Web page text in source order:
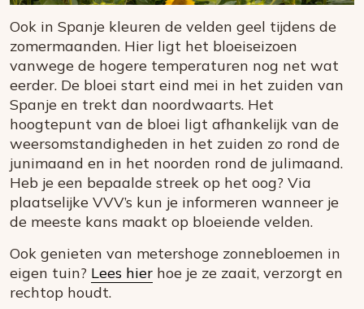
Ook in Spanje kleuren de velden geel tijdens de
zomermaanden. Hier ligt het bloeiseizoen
vanwege de hogere temperaturen nog net wat
eerder. De bloei start eind mei in het zuiden van
Spanje en trekt dan noordwaarts. Het
hoogtepunt van de bloei ligt afhankelijk van de
weersomstandigheden in het zuiden zo rond de
junimaand en in het noorden rond de julimaand.
Heb je een bepaalde streek op het oog? Via
plaatselijke VVV’s kun je informeren wanneer je
de meeste kans maakt op bloeiende velden.
Ook genieten van metershoge zonnebloemen in
eigen tuin? Lees hier hoe je ze zaait, verzorgt en
rechtop houdt.